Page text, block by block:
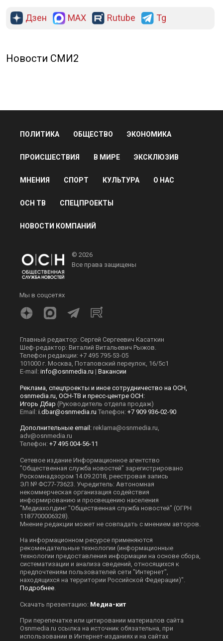
Дзен MAX Rutube Tg
Новости СМИ2
ПОЛИТИКА ОБЩЕСТВО ЭКОНОМИКА
ПРОИСШЕСТВИЯ В МИРЕ ЭКСКЛЮЗИВ
МНЕНИЯ СПОРТ КУЛЬТУРА О НАС
ОСН ТВ СПЕЦПРОЕКТЫ
НОВОСТИ КОМПАНИЙ
© 2026
Все права защищены
Мы в соцсетях
Главный редактор: Сергей Сергеевич Касаткин
Шеф-редактор: Виталий Витальевич Рыжов.
Телефон редакции: +7 495 795-53-05
101000 г. Москва, Потаповский переулок, 16/5с1
E-mail: info@osnmedia.ru | Вакансии
Реклама, спецпроекты и иное сотрудничество на ОСН,
osnmedia.ru, ОСН-ТВ и пресс-центре ОСН:
Игорь Дбар (Руководитель отдела продаж)
Email: i.dbar@osnmedia.ru Телефон: +7 909 936-02-90
Дополнительные email: reklama@osnmedia.ru,
adv@osnmedia.ru
Телефон: +7 495 004-56-11
Сетевое издание Информационное агентство
"Общественная служба новостей" зарегистрировано
Роскомнадзором 14.09.2018, реестровая запись
ЭЛ № ФС77-73623. Учредитель: Автономная
некоммерческая организация содействия
информированию и просвещению населения
"Медиахолдинг "Общественная служба новостей" (ОГРН
1187700006328).
Мнение редакции может не совпадать с мнением авторов.
На информационном ресурсе применяются
рекомендательные технологии (информационные
технологии предоставления информации на основе сбора,
систематизации и анализа сведений, относящихся к
предпочтениям пользователей сети "Интернет",
находящихся на территории Российской Федерации)".
Подробнее.
Скачать презентацию: Медиа-кит
При перепечатке или цитировании материалов сайта
Оsnmedia.ru ссылка на источник обязательна, при
использовании в Интернет-изданиях и на сайтах